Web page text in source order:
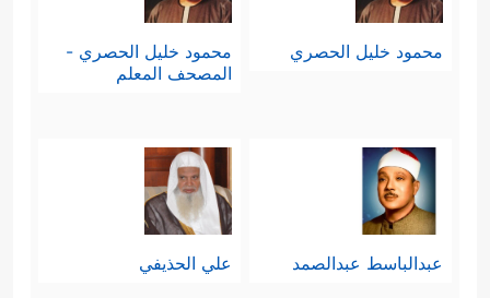
محمود خليل الحصري
محمود خليل الحصري -
المصحف المعلم
عبدالباسط عبدالصمد علي الحذيفي